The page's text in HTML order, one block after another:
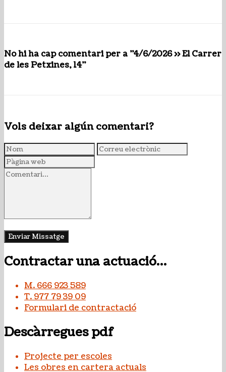
No hi ha cap comentari per a "4/6/2026 >> El Carrer
de les Petxines, 14"
Vols deixar algún comentari?
Contractar una actuació…
M. 666 923 589
T. 977 79 39 09
Formulari de contractació
Descàrregues pdf
Projecte per escoles
Les obres en cartera actuals